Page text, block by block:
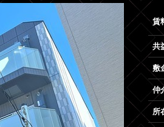
賃
共
敷
仲
所